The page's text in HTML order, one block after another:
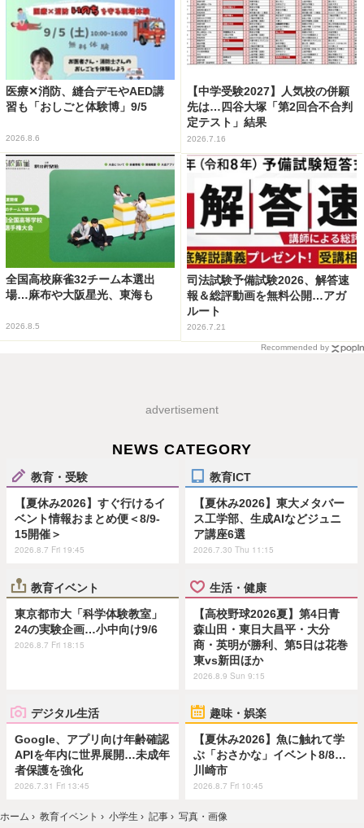
医療✕消防、縫合デモやAED講
習も「おしごと体験博」9/5
2026.8.6
【中学受験2027】人気校の併願
先は…四谷大塚「第2回合不合判
定テスト」結果
2026.7.16
全国高校麻雀32チーム本選出
場…麻布や大阪星光、東海も
2026.8.5
司法試験予備試験2026、解答速
報＆総評動画を無料公開…アガ
ルート
2026.7.21
Recommended by
advertisement
NEWS CATEGORY
教育・受験
【夏休み2026】すぐ行けるイ
ベント情報おまとめ便＜8/9-
15開催＞
2026.8.7 Fri 19:45
教育ICT
【夏休み2026】東大メタバー
ス工学部、生成AIなどジュニ
ア講座6選
2026.7.30 Thu 11:15
教育イベント
東京都市大「科学体験教室」
24の実験企画…小中向け9/6
2026.8.7 Fri 18:15
生活・健康
【高校野球2026夏】第4日青
森山田・東日大昌平・大分
商・英明が勝利、第5日は花巻
東vs新田ほか
2026.8.9 Sun 9:15
デジタル生活
Google、アプリ向け年齢確認
APIを年内に世界展開…未成年
者保護を強化
2026.7.31 Fri 13:45
趣味・娯楽
【夏休み2026】魚に触れて学
ぶ「おさかな」イベント8/8…
川崎市
2026.8.7 Fri 10:45
ホーム › 教育イベント › 小学生 › 記事 › 写真・画像